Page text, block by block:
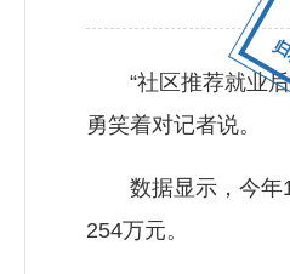
“社区推荐就业后
勇笑着对记者说。
数据显示，今年1
254万元。